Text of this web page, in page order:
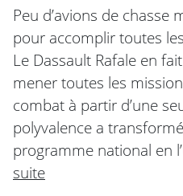
Peu d’avions de
pour accomplir toutes
Le Dassault Rafale en
mener toutes les
combat à partir d’une
polyvalence a
programme national en
suite